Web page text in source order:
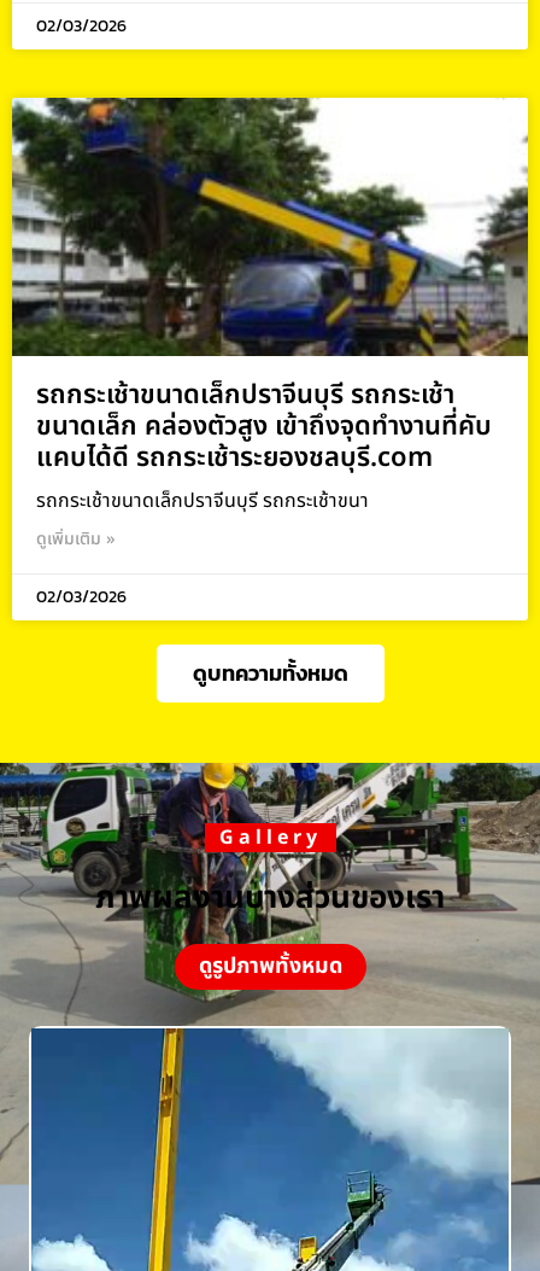
02/03/2026
รถกระเช้าขนาดเล็กปราจีนบุรี รถกระเช้า
ขนาดเล็ก คล่องตัวสูง เข้าถึงจุดทำงานที่คับ
แคบได้ดี รถกระเช้าระยองชลบุรี.com
รถกระเช้าขนาดเล็กปราจีนบุรี รถกระเช้าขนา
ดูเพิ่มเติม »
02/03/2026
ดูบทความทั้งหมด
Gallery
ภาพผลงานบางส่วนของเรา
ดูรูปภาพทั้งหมด